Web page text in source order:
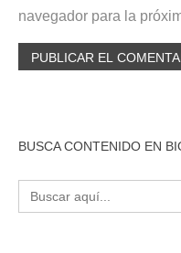
navegador para la
BUSCA CONTENIDO EN
Buscar: